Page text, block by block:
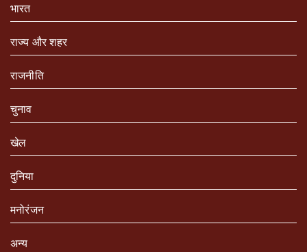
भारत
राज्य और शहर
राजनीति
चुनाव
खेल
दुनिया
मनोरंजन
अन्य